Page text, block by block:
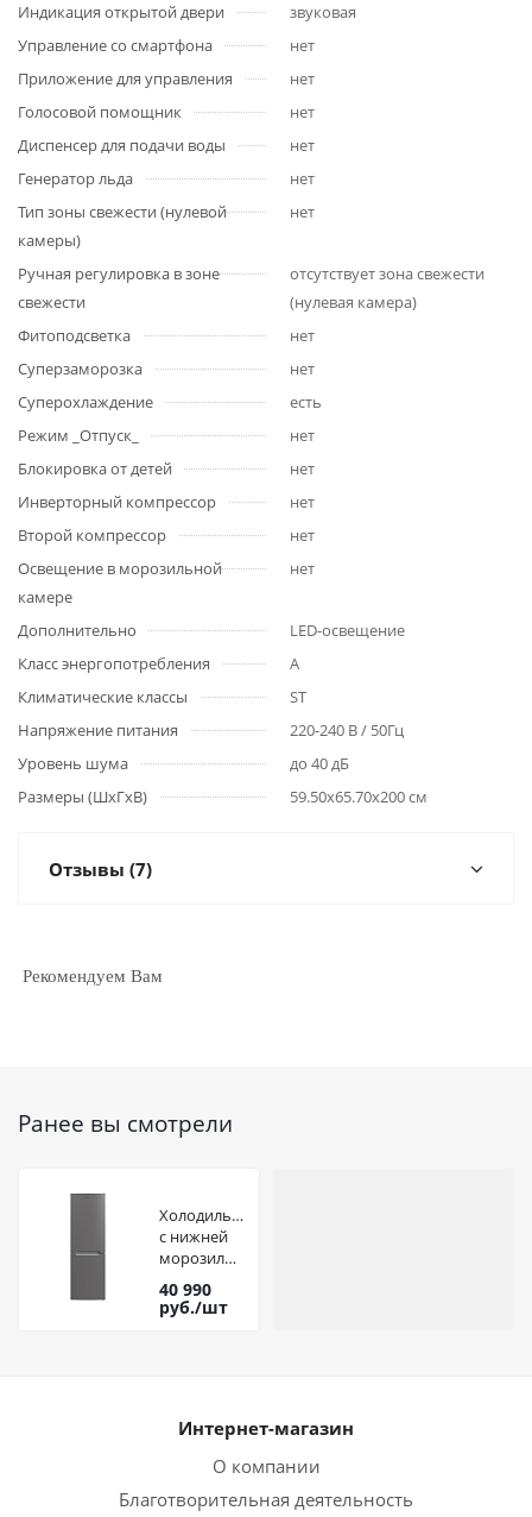
Индикация открытой двери
звуковая
Управление со смартфона
нет
Приложение для управления
нет
Голосовой помощник
нет
Диспенсер для подачи воды
нет
Генератор льда
нет
Тип зоны свежести (нулевой
камеры)
нет
Ручная регулировка в зоне
свежести
отсутствует зона свежести
(нулевая камера)
Фитоподсветка
нет
Суперзаморозка
нет
Суперохлаждение
есть
Режим _Отпуск_
нет
Блокировка от детей
нет
Инверторный компрессор
нет
Второй компрессор
нет
Освещение в морозильной
камере
нет
Дополнительно
LED-освещение
Класс энергопотребления
A
Климатические классы
ST
Напряжение питания
220-240 В / 50Гц
Уровень шума
до 40 дБ
Размеры (ШхГхВ)
59.50х65.70х200 см
Отзывы (7)
Рекомендуем Вам
Ранее вы смотрели
Холодильник
с нижней
морозильной
камерой
CANDY
CCRN 6200S
40 990
руб./шт
Интернет-магазин
О компании
Благотворительная деятельность